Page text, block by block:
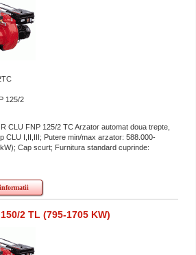
125/2
CLU FNP 125/2 TC Arzator automat doua trepte,
CLU I,II,III; Putere min/max arzator: 588.000-
kW); Cap scurt; Furnitura standard cuprinde:
2 TL (795-1705 KW)